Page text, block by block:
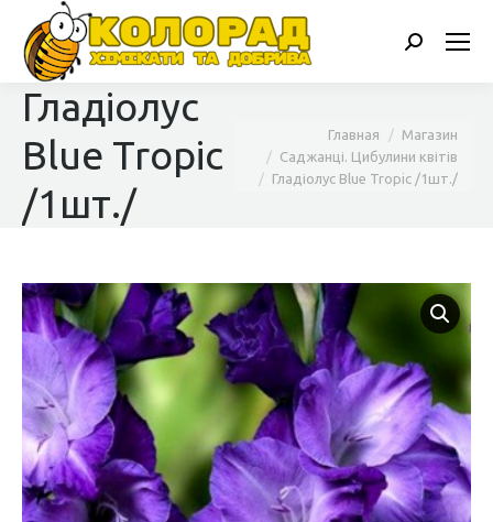
Поиск:
Гладіолус
Blue Tropic
/1шт./
Главная
Магазин
Саджанці. Цибулини квітів
Гладіолус Blue Tropic /1шт./